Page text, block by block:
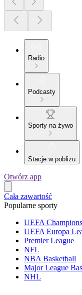
Radio
Podcasty
Sporty na żywo
Stacje w pobliżu
Otwórz app
Cała zawartość
Popularne sporty
UEFA
UEFA Europa
Premier League
NFL
NBA Basketball
Major League
NHL